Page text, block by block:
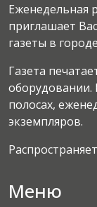
Еженедельная
приглашает
газеты в
Газета
оборудовании.
полосах,
экземпляров.
Меню